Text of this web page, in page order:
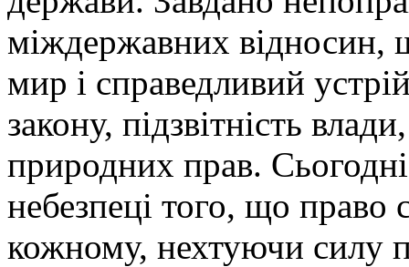
міждержавних відносин,
мир і справедливий
закону, підзвітність
природних прав.
небезпеці того, що право
кожному, нехтуючи силу